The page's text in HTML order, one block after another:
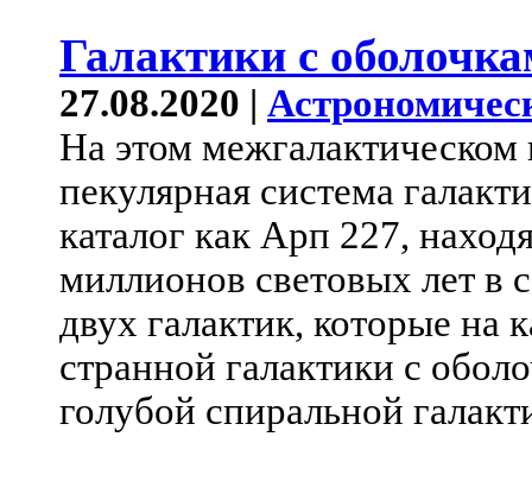
Галактики с
27.08.2020 |
На этом межгалактическом
пекулярная система
каталог как Арп 227,
миллионов световых лет в
двух галактик, которые на
странной галактики с
голубой спиральной